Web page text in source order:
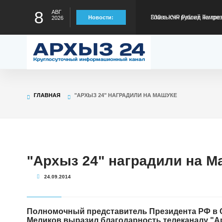
8
АВГ
2026
Новости: Глава КЧР Рашид
Глава КЧР Рашид
Малый Зеленчук на 42-
Глава КЧР : Порядка
ГЛАВНАЯ
"АРХЫЗ 24" НАГРАДИЛИ НА МАШУКЕ
"Архыз 24" наградили на
24.09.2014
Полномочный представитель Президента РФ в
Меликов выразил благодарность телеканалу